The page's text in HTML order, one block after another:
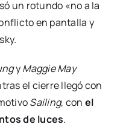
un rotundo «no a la
en pantalla y
yMaggie May
el cierre llegó con
Sailing, con el
de luces.